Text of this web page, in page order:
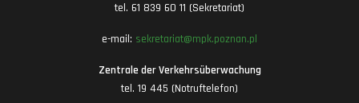
tel. 61 839 60 11 (Sekretariat)
e-mail: sekretariat@mpk.poznan.pl
Zentrale der Verkehrsüberwachung
tel. 19 445 (Notruftelefon)